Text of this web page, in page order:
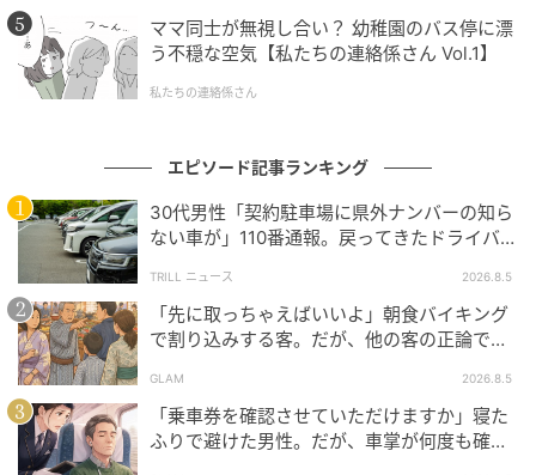
合コンはそのまま大きな盛り上がりもなく終了しまし
た。
それから数日後。SNSで話題になっていたお店に、3人
少し敷居が高いお店だということもあり、その日は服
装もメイクもいつもより華やかに整えて、お店へ向か
いました。
席について、メニューを見ているとき――ふと視線を
感じて振り向くと、そこには見覚えのある顔が。
なんと、合コンで失礼発言をしたC男が、少し離れた席
にいたのです。
C男もこちらに気づいたのか、驚いたような表情を浮
ママ同士が無視し合い？ 幼稚園のバス停に漂
う不穏な空気【私たちの連絡係さん Vol.1】
私たちの連絡係さん
エピソード記事ランキング
30代男性「契約駐車場に県外ナンバーの知ら
ない車が」110番通報。戻ってきたドライバー
TRILL ニュース 2026.8.5
「先に取っちゃえばいいよ」朝食バイキング
で割り込みする客。だが、他の客の正論で状
GLAM 2026.8.5
「乗車券を確認させていただけますか」寝た
ふりで避けた男性。だが、車掌が何度も確認